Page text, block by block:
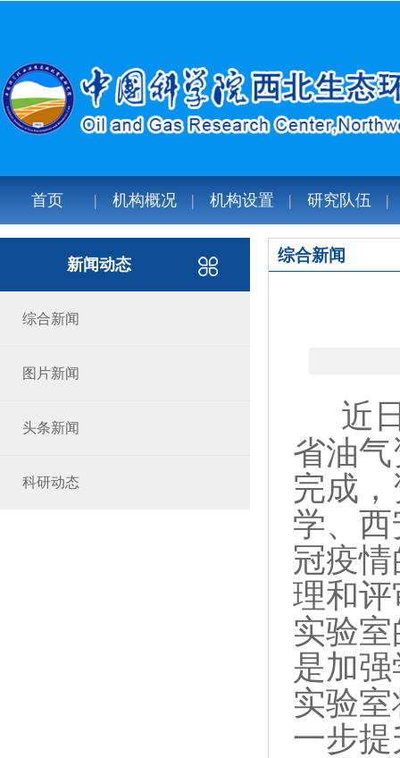
首页 机构概况 机构设置 研究队伍
综合新闻
近
省油
完成
学、
冠疫
理和
实验
是加
实验
一步
新闻动态
综合新闻
图片新闻
头条新闻
科研动态